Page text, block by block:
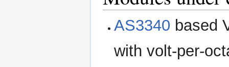
AS3340 based
with volt-per-